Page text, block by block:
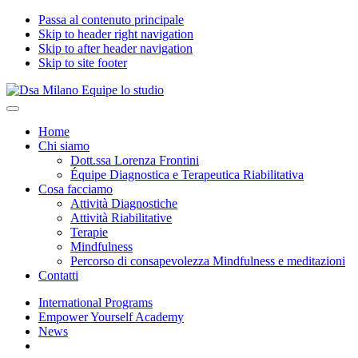
Passa al contenuto principale
Skip to header right navigation
Skip to after header navigation
Skip to site footer
Dsa
Equipe
Specialisti
benessere
psicologico
evolutiva
Menu
Home
Chi siamo
Dott.ssa Lorenza Frontini
Équipe Diagnostica e Terapeutica Riabilitativa
Cosa facciamo
Attività Diagnostiche
Attività Riabilitative
Terapie
Mindfulness
Percorso di consapevolezza Mindfulness e meditazioni
Contatti
International Programs
Empower Yourself Academy
News